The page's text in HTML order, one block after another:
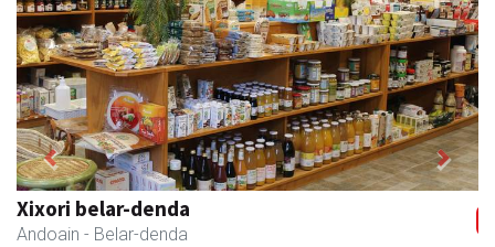
Xixori belar-denda
Andoain - Belar-denda
Previous Next